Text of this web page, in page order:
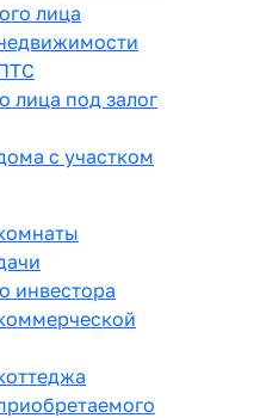
лица
лица под залог
с участком
инвестора